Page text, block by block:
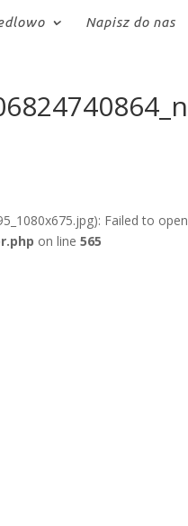
Napisz do nas
Failed to open
on line565